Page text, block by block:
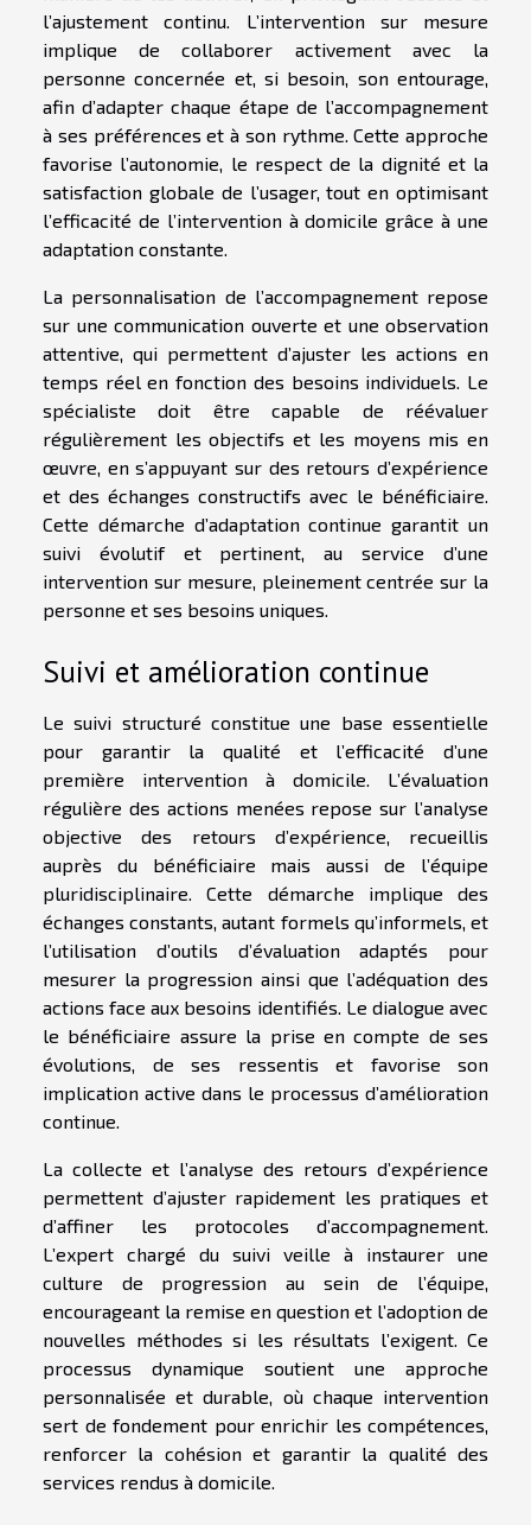
l’ajustement continu. L’intervention sur mesure
implique de collaborer activement avec la
personne concernée et, si besoin, son entourage,
afin d’adapter chaque étape de l’accompagnement
à ses préférences et à son rythme. Cette approche
favorise l’autonomie, le respect de la dignité et la
satisfaction globale de l’usager, tout en optimisant
l’efficacité de l’intervention à domicile grâce à une
adaptation constante.
La personnalisation de l’accompagnement repose
sur une communication ouverte et une observation
attentive, qui permettent d’ajuster les actions en
temps réel en fonction des besoins individuels. Le
spécialiste doit être capable de réévaluer
régulièrement les objectifs et les moyens mis en
œuvre, en s’appuyant sur des retours d’expérience
et des échanges constructifs avec le bénéficiaire.
Cette démarche d’adaptation continue garantit un
suivi évolutif et pertinent, au service d’une
intervention sur mesure, pleinement centrée sur la
personne et ses besoins uniques.
Suivi et amélioration continue
Le suivi structuré constitue une base essentielle
pour garantir la qualité et l’efficacité d’une
première intervention à domicile. L’évaluation
régulière des actions menées repose sur l’analyse
objective des retours d’expérience, recueillis
auprès du bénéficiaire mais aussi de l’équipe
pluridisciplinaire. Cette démarche implique des
échanges constants, autant formels qu’informels, et
l’utilisation d’outils d’évaluation adaptés pour
mesurer la progression ainsi que l’adéquation des
actions face aux besoins identifiés. Le dialogue avec
le bénéficiaire assure la prise en compte de ses
évolutions, de ses ressentis et favorise son
implication active dans le processus d’amélioration
continue.
La collecte et l’analyse des retours d’expérience
permettent d’ajuster rapidement les pratiques et
d’affiner les protocoles d’accompagnement.
L’expert chargé du suivi veille à instaurer une
culture de progression au sein de l’équipe,
encourageant la remise en question et l’adoption de
nouvelles méthodes si les résultats l’exigent. Ce
processus dynamique soutient une approche
personnalisée et durable, où chaque intervention
sert de fondement pour enrichir les compétences,
renforcer la cohésion et garantir la qualité des
services rendus à domicile.